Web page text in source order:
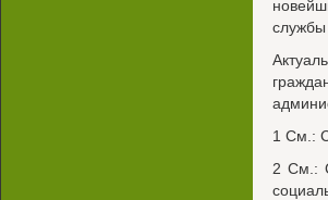
службы
1 См.:
2 См.: